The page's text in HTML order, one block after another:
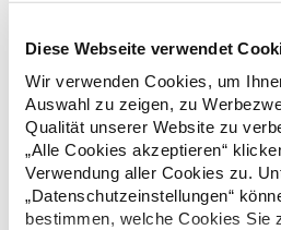
Diese Webseite verwendet
Wir verwenden Cookies, um
Auswahl zu zeigen, zu
Qualität unserer Website zu
„Alle Cookies akzeptieren“
Verwendung aller Cookies zu.
„Datenschutzeinstellungen“
bestimmen, welche Cookies Sie
Strapazierfähiges Polohemd aus Mischgewebe
mit Polyfilm für Formstabilität Flachstrick-Kragen und
Ärmelbündchen in Rippstrick Doppelnähte an Schultern
Verstärkte Nähte an stark beanspruchten
Etikett im Kragen für die einfache
Verstärkte Knopfleiste mit drei Knöpfen